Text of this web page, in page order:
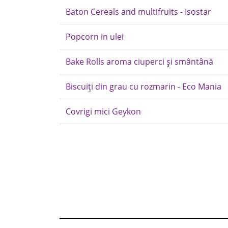
Baton Cereals and multifruits - Isostar
Popcorn in ulei
Bake Rolls aroma ciuperci și smântână
Biscuiți din grau cu rozmarin - Eco Mania
Covrigi mici Geykon